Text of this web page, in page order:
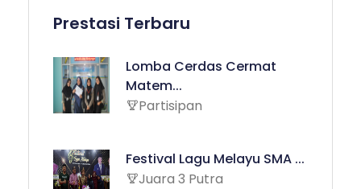
Prestasi Terbaru
Lomba Cerdas Cermat
Matem...
Partisipan
Festival Lagu Melayu SMA ...
Juara 3 Putra